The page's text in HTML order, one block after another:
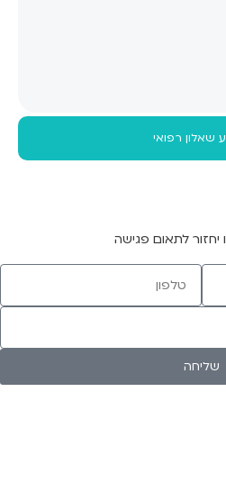
שאלון רפואי
יחזור לתאום פגישה
שליחה